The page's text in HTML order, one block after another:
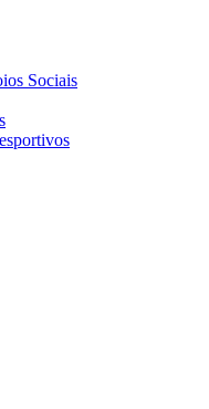
Sociais